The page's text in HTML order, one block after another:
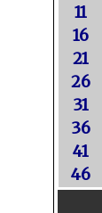
11
16
21
26
31
36
41
46